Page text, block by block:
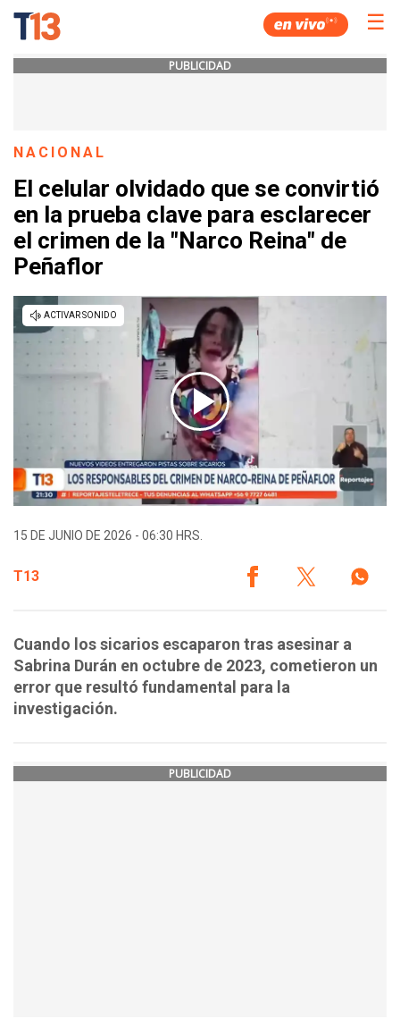
☰
PUBLICIDAD
NACIONAL
El celular olvidado que se convirtió
en la prueba clave para esclarecer
el crimen de la "Narco Reina" de
Peñaflor
15 DE JUNIO DE 2026 - 06:30 HRS.
T13
Cuando los sicarios escaparon tras asesinar a
Sabrina Durán en octubre de 2023, cometieron un
error que resultó fundamental para la
investigación.
PUBLICIDAD